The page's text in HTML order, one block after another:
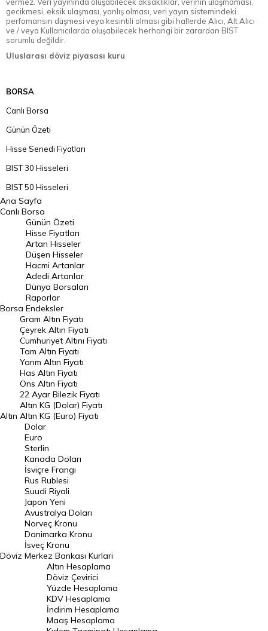
vermez. Veri yayınında oluşabilecek aksaklıklar, verinin ulaşmaması,
gecikmesi, eksik ulaşması, yanlış olması, veri yayın sistemindeki
perfomansın düşmesi veya kesintili olması gibi hallerde Alıcı, Alt Alıcı
ve / veya Kullanıcılarda oluşabilecek herhangi bir zarardan BIST
sorumlu değildir.
Uluslarası döviz piyasası kuru
BORSA
Canlı Borsa
Günün Özeti
Hisse Senedi Fiyatları
BIST 30 Hisseleri
BIST 50 Hisseleri
BIST 100 Hisseleri
En Çok Artan Hisseler
En Çok Düşen Hisseler
Hacmi Artanlar
Geçmiş Kapanışlar
Dünya Borsaları
Raporlar
Endeksler
DÖVİZ
Döviz Kuru
Dolar Kuru
Euro Kuru
Pound Kuru
Frank Kuru
Riyal Kuru
Avustralya Doları
Danimarka Kronu Kuru
Kanada Doları Kuru
Norveç Kronu Kuru
İsveç Kronu Kuru
Japon Yeni Kuru
Serbest Piyasa Döviz Kurları
Ana Sayfa
Canlı Borsa
Borsa
Günün Özeti
Hisse Fiyatları
Artan Hisseler
Düşen Hisseler
Hacmi Artanlar
Adedi Artanlar
Dünya Borsaları
Raporlar
Endeksler
Altın
Gram Altın Fiyatı
Çeyrek Altın Fiyatı
Cumhuriyet Altını Fiyatı
Tam Altın Fiyatı
Yarım Altın Fiyatı
Has Altın Fiyatı
Ons Altın Fiyatı
22 Ayar Bilezik Fiyatı
Altın KG (Dolar) Fiyatı
Altın KG (Euro) Fiyatı
Döviz
Dolar
Euro
Sterlin
Kanada Doları
İsviçre Frangı
Rus Rublesi
Suudi Riyali
Japon Yeni
Avustralya Doları
Norveç Kronu
Danimarka Kronu
İsveç Kronu
Merkez Bankası Kurlari
Altın Hesaplama
Döviz Çevirici
Yüzde Hesaplama
KDV Hesaplama
İndirim Hesaplama
Maaş Hesaplama